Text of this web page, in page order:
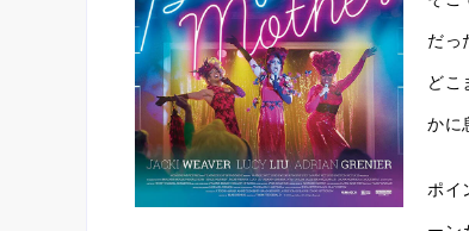
だっ
どこ
かに
ポイ